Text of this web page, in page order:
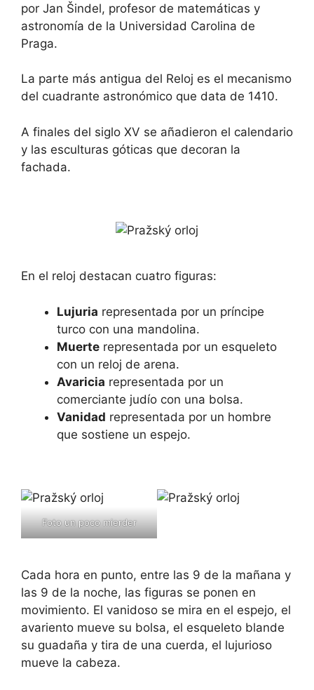
por Jan Šindel, profesor de matemáticas y
astronomía de la Universidad Carolina de
Praga.
La parte más antigua del Reloj es el mecanismo
del cuadrante astronómico que data de 1410.
A finales del siglo XV se añadieron el calendario
y las esculturas góticas que decoran la
fachada.
En el reloj destacan cuatro figuras:
Lujuria representada por un príncipe
turco con una mandolina.
Muerte representada por un esqueleto
con un reloj de arena.
Avaricia representada por un
comerciante judío con una bolsa.
Vanidad representada por un hombre
que sostiene un espejo.
Foto un poco mierder
Cada hora en punto, entre las 9 de la mañana y
las 9 de la noche, las figuras se ponen en
movimiento. El vanidoso se mira en el espejo, el
avariento mueve su bolsa, el esqueleto blande
su guadaña y tira de una cuerda, el lujurioso
mueve la cabeza.